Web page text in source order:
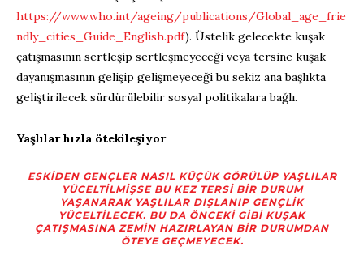
https://www.who.int/ageing/publications/Global_age_frie
ndly_cities_Guide_English.pdf). Üstelik gelecekte kuşak
çatışmasının sertleşip sertleşmeyeceği veya tersine kuşak
dayanışmasının gelişip gelişmeyeceği bu sekiz ana başlıkta
geliştirilecek sürdürülebilir sosyal politikalara bağlı.
Yaşlılar hızla ötekileşiyor
ESKIDEN GENÇLER NASIL KÜÇÜK GÖRÜLÜP YAŞLILAR
YÜCELTILMIŞSE BU KEZ TERSI BIR DURUM
YAŞANARAK YAŞLILAR DIŞLANIP GENÇLIK
YÜCELTILECEK. BU DA ÖNCEKI GIBI KUŞAK
ÇATIŞMASINA ZEMIN HAZIRLAYAN BIR DURUMDAN
ÖTEYE GEÇMEYECEK.